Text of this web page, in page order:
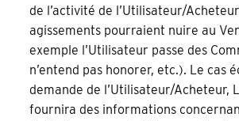
de l’activité de l’Utilisateur/
agissements pourraient nuire au
exemple l’Utilisateur passe des
n’entend pas honorer, etc.). Le cas
demande de l’Utilisateur/Acheteur,
fournira des informations